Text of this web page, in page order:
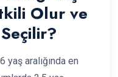
Olur ve
yaş aralığında en